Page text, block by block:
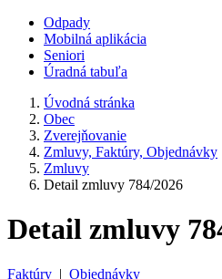
Odpady
Mobilná aplikácia
Seniori
Úradná tabuľa
Úvodná stránka
Obec
Zverejňovanie
Zmluvy, Faktúry, Objednávky
Zmluvy
Detail zmluvy 784/2026
Detail zmluvy
Faktúry | Objednávky